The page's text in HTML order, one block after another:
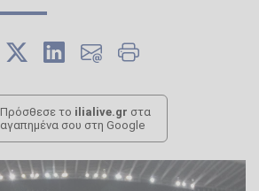
Πρόσθεσε το ilialive.gr στα
αγαπημένα σου στη Google